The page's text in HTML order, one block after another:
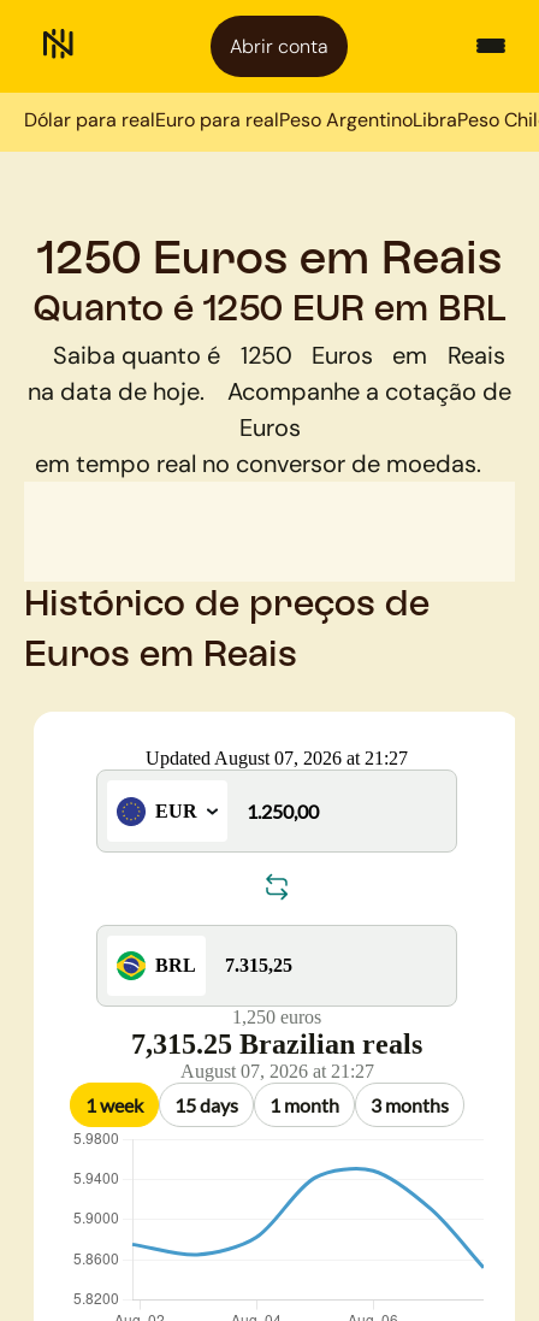
Abrir conta
Dólar para realEuro para realPeso ArgentinoLibraPeso
1250 Euros em Reais
Quanto é 1250 EUR em BRL
Saiba quanto é 1250 Euros em
Reais
na data de hoje.
Acompanhe a cotação de
Euros
em tempo real no conversor de moedas.
Histórico de preços de
Euros em Reais